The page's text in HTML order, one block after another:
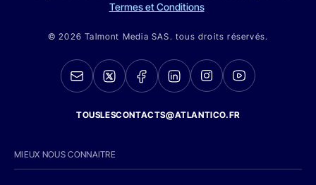
Termes et Conditions
© 2026 Talmont Media SAS. tous droits réservés.
TOUSLESCONTACTS@ATLANTICO.FR
MIEUX NOUS CONNAITRE